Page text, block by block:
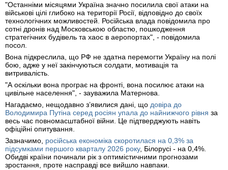
"Останніми місяцями Україна значно посилила свої атаки на
військові цілі глибоко на території Росії, відповідно до своїх
технологічних можливостей. Російська влада повідомила про
сотні дронів над Московською областю, пошкодження
стратегічних будівель та хаос в аеропортах", - повідомила
посол.
Вона підкреслила, що РФ не здатна перемогти Україну на полі
бою, адже у неї закінчуються солдати, мотивація та
витривалість.
"А оскільки вона програє на фронті, вона посилює атаки на
цивільне населення", - зауважила Матернова.
Нагадаємо, нещодавно з’явилися дані, що довіра до
Володимира Путіна серед росіян упала до найнижчого рівня за
весь час повномасштабної війни. Це підтверджують навіть
офіційні опитування.
Зазначимо, російська економіка скоротилася на 0,3% за
підсумками першого кварталу 2026 року, Білорусі - на 0,4%.
Обидві країни починали рік з оптимістичними прогнозами
зростання, проте насправді все вийшло навпаки.